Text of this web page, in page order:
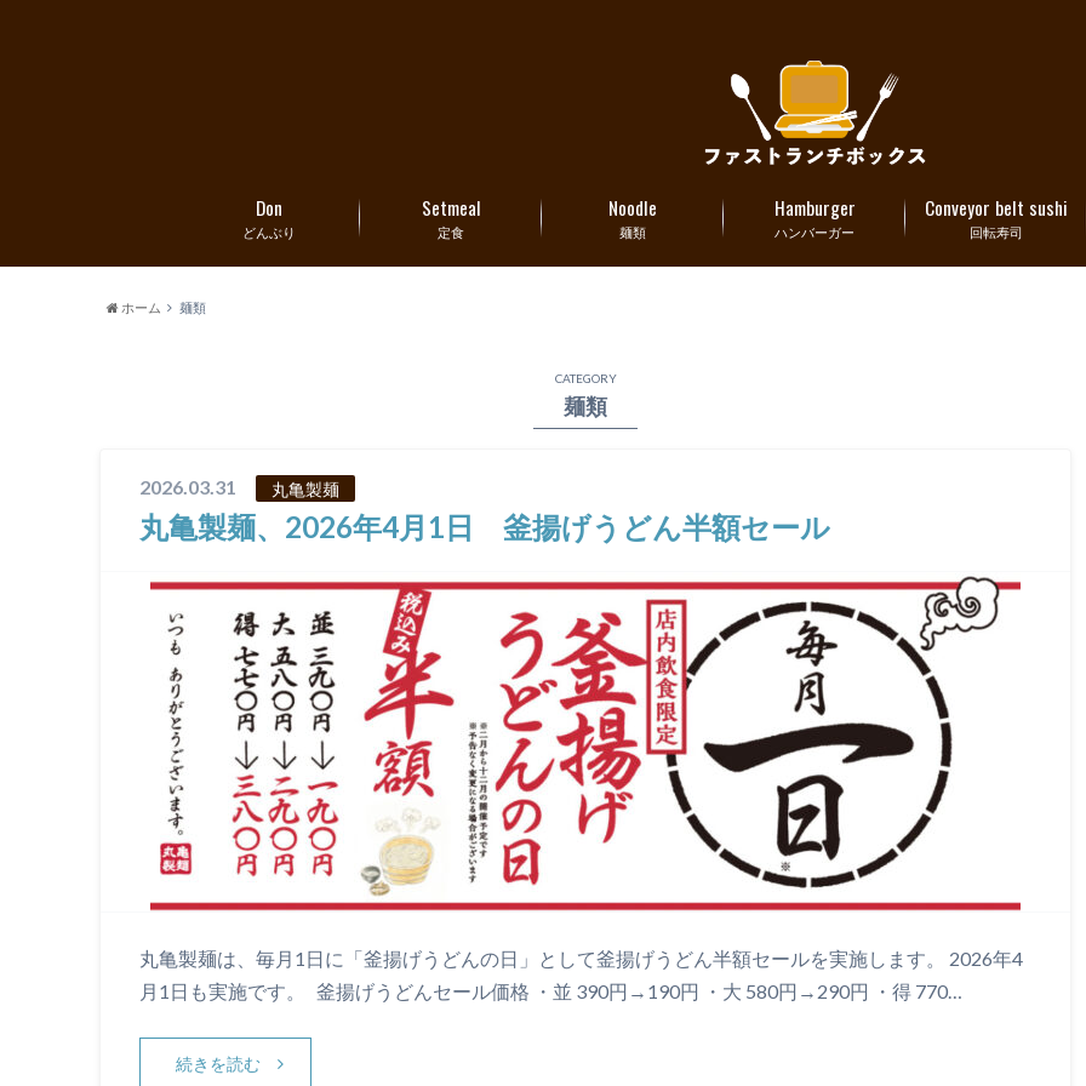
どんぶり
Don
定食
Setmeal
麺類
Noodle
ハンバーガー
Hamburger
回転寿司
Conveyor belt sushi
ホーム 麺類
CATEGORY
麺類
2026.03.31 丸亀製麺
丸亀製麺、2026年4月1日 釜揚げうどん半額セール
丸亀製麺は、毎月1日に「釜揚げうどんの日」として釜揚げうどん半額セールを実施します。 2026年4
月1日も実施です。 釜揚げうどんセール価格 ・並 390円→190円 ・大 580円→290円 ・得 770…
続きを読む